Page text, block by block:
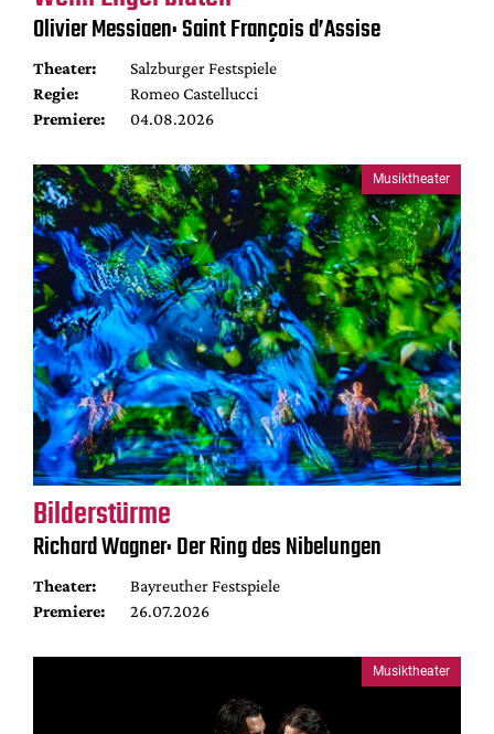
Olivier Messiaen: Saint François d’Assise
Theater:
Salzburger Festspiele
Regie:
Romeo Castellucci
Premiere:
04.08.2026
Musiktheater
Bilderstürme
Richard Wagner: Der Ring des Nibelungen
Theater:
Bayreuther Festspiele
Premiere:
26.07.2026
Musiktheater